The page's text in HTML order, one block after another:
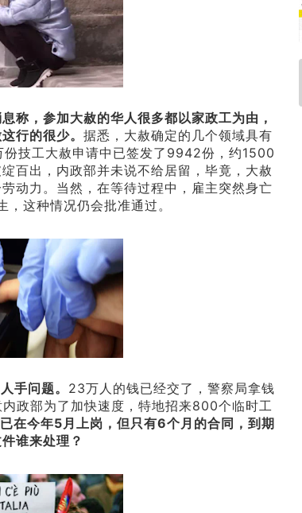
称，参加大赦的华人很多都以家政工为由，
行的很少。据悉，大赦确定的几个领域具有
技工大赦申请中已签发了9942份，约1500
百出，内政部并未说不给居留，毕竟，大赦
动力。当然，在等待过程中，雇主突然身亡
这种情况仍会批准通过。
手问题。 23万人的钱已经交了，警察局拿钱
政部为了加快速度，特地招来800个临时工
在今年5月上岗，但只有6个月的合同，到期
谁来处理？